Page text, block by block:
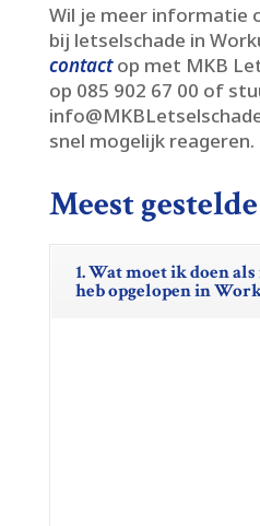
Wil je meer informatie
bij letselschade in
contactop met MKB
op 085 902 67 00 of
snel mogelijk reageren.​
Meest
1. Wat moet ik doen
heb opgelopen in